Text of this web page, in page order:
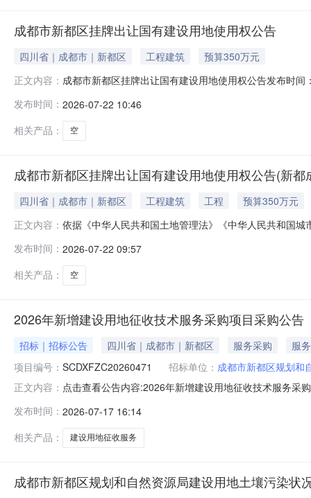
成都市新都区挂牌出让国有建设用地使用权公告
四川省｜成都市｜新都区 工程建筑
预算350万元
正文内容： 成都市新都区挂牌出让国有建设用地使用权公告发布时
委托以网上挂牌出让的方式组织出让1宗国有建设用地使
出让年限挂牌出让起始价竞买保证
发布时间： 2026-07-22 10:46
相关产品：
空
成都市新都区挂牌出让国有建设用地使用权公告(新
四川省｜成都市｜新都区 工程建筑 工程
预算350万元
正文内容： 依据《中华人民共和国土地管理法》《中华人民共和国
号宗地编号宗地位置净用地面积（平方米）土地用途及
划用地使用性质投资强度要求1XGY2026-
发布时间： 2026-07-22 09:57
相关产品：
空
2026年新增建设用地征收技术服务采购项目采购公告
招标｜招标公告 四川省｜成都市｜新都区 服务采购
服务
项目编号： SCDXFZC20260471 招标单位： 成都市新都区规划和
正文内容： 点击查看公告内容:2026年新增建设用地征收技术服务采
发布时间： 2026-07-17 16:14
相关产品：
建设用地征收服务
成都市新都区规划和自然资源局建设用地土壤污染状